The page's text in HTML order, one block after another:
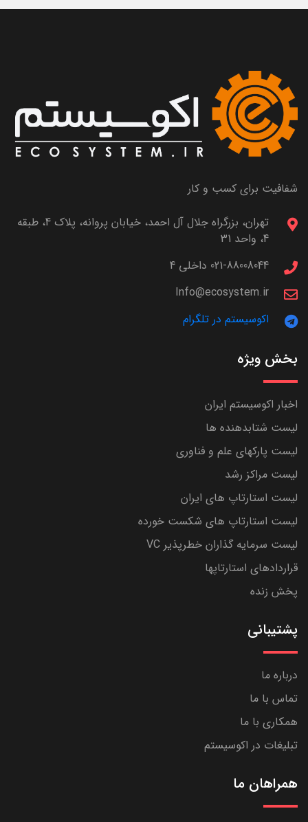
شفافیت برای کسب و کار
تهران، بزرگراه جلال آل احمد، خیابان پروانه، پلاک 4، طبقه
4، واحد 31
021-88008044 داخلی 4
Info@ecosystem.ir
اکوسیستم در تلگرام
بخش ویژه
اخبار اکوسیستم ایران
لیست شتابدهنده ها
لیست پارکهای علم و فناوری
لیست مراکز رشد
لیست استارتاپ های ایران
لیست استارتاپ های شکست خورده
لیست سرمایه گذاران خطرپذیر VC
قراردادهای استارتاپها
پخش زنده
پشتیبانی
درباره ما
تماس با ما
همکاری با ما
تبلیغات در اکوسیستم
همراهان ما